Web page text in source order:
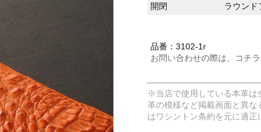
開閉
ラウンド
品番：3102-1r
お問い合わせの際は、コチ
※当店で使用している本革は
革の模様など掲載画面と異な
はワシントン条約を元に適正